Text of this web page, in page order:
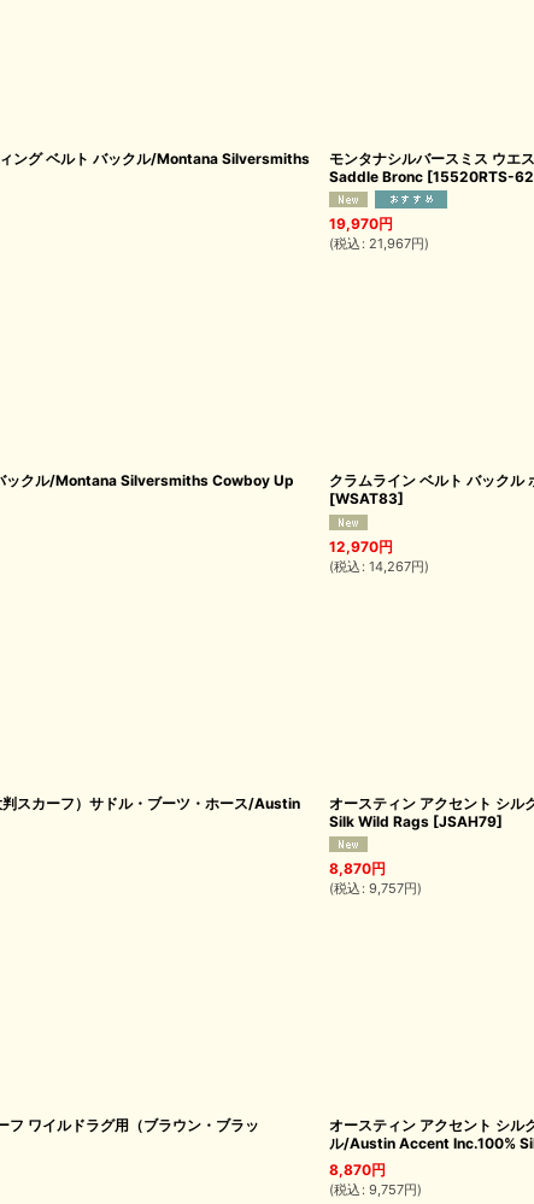
ング ベルト バックル/Montana Silversmiths
モンタナシルバースミス ウ
Saddle Bronc [15520RTS-
19,970円
(税込 : 21,967円)
ックル/Montana Silversmiths Cowboy Up
クラムライン ベルト バック
[WSAT83]
12,970円
(税込 : 14,267円)
スカーフ）サドル・ブーツ・ホース/Austin
オースティン アクセント シ
Silk Wild Rags [JSAH79]
8,870円
(税込 : 9,757円)
フ ワイルドラグ用（ブラウン・ブラッ
オースティン アクセント シル
ル/Austin Accent Inc.100%
8,870円
(税込 : 9,757円)